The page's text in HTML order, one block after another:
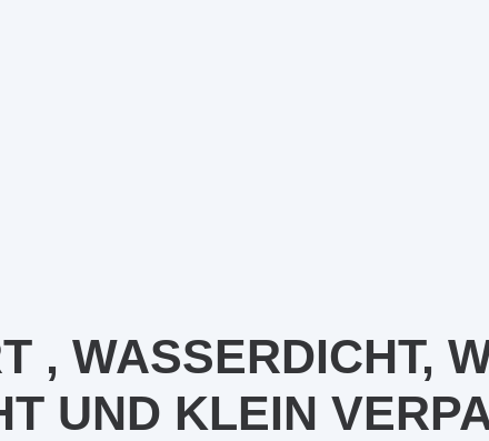
, WASSERDICHT,
UND KLEIN